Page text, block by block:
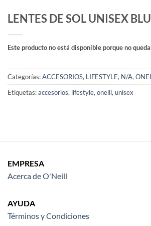
LENTES DE SOL UNISEX
Este producto no está disponible porque no
Categorías:ACCESORIOS, LIFESTYLE, N/A,
Etiquetas:accesorios, lifestyle, oneill, unisex
EMPRESA
Acerca de O'Neill
AYUDA
Términos y Condiciones